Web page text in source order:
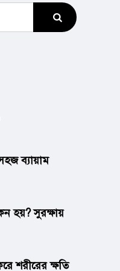
ব্যায়াম
হয়? সুরক্ষায়
শরীরের ক্ষতি